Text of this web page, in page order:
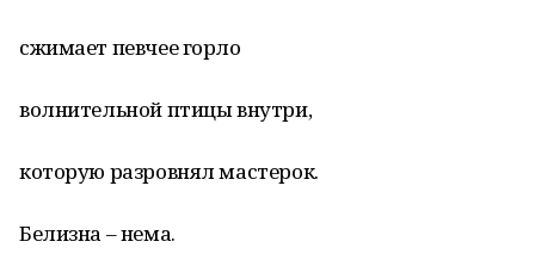
сжимает певчее горло
волнительной птицы внутри,
которую разровнял мастерок.
Белизна – нема.